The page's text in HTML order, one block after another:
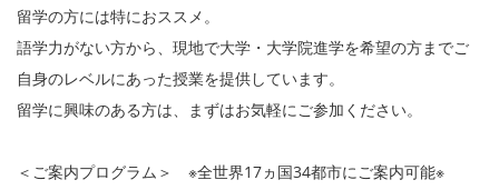
留学の方には特におススメ。
語学力がない方から、現地で大学・大学院進学を希望の方までご
自身のレベルにあった授業を提供しています。
留学に興味のある方は、まずはお気軽にご参加ください。
＜ご案内プログラム＞ ※全世界17ヵ国34都市にご案内可能※